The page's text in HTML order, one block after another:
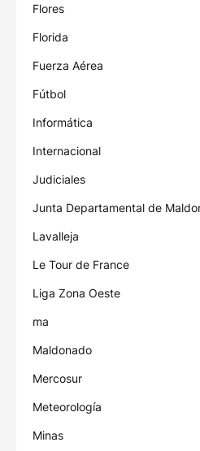
Flores
Florida
Fuerza Aérea
Fútbol
Informática
Internacional
Judiciales
Junta Departamental de
Lavalleja
Le Tour de France
Liga Zona Oeste
ma
Maldonado
Mercosur
Meteorología
Minas